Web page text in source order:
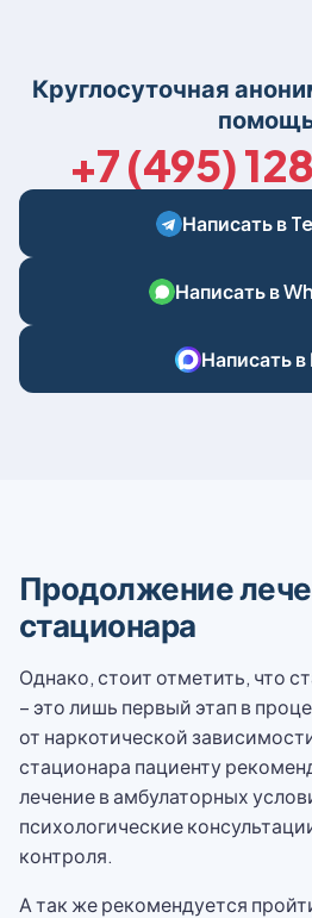
Круглосуточная
+7 (495)
Написать в
Написать в
Написать
Продолжение
стационара
Однако, стоит отметить, что
– это лишь первый этап в
от наркотической
стационара пациенту
лечение в амбулаторных
психологические
контроля.
А так же рекомендуется